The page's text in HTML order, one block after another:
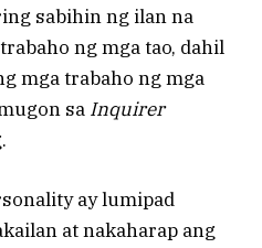
sabihin ng ilan na
ng mga tao, dahil
mga trabaho ng mga
sa Inquirer
ay lumipad
at nakaharap ang